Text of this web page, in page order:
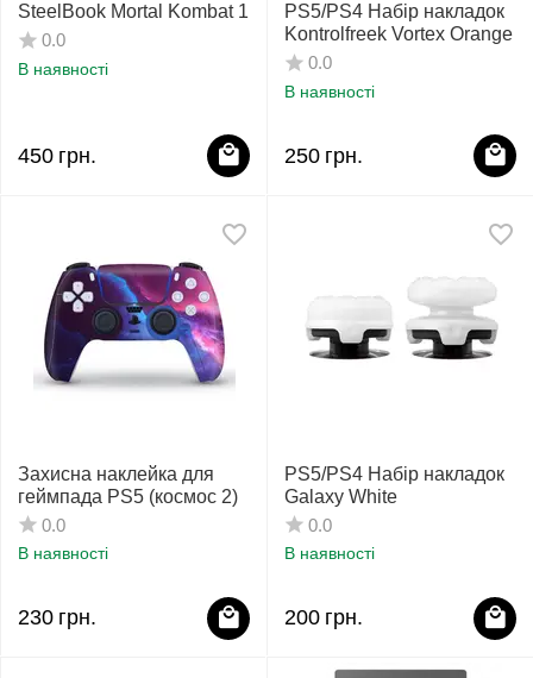
SteelBook Mortal Kombat 1
0.0
В наявності
450 грн.
PS5/PS4 Набір накладок
Kontrolfreek Vortex Orange
0.0
В наявності
250 грн.
Захисна наклейка для
геймпада PS5 (космос 2)
0.0
В наявності
230 грн.
PS5/PS4 Набір накладок
Galaxy White
0.0
В наявності
200 грн.